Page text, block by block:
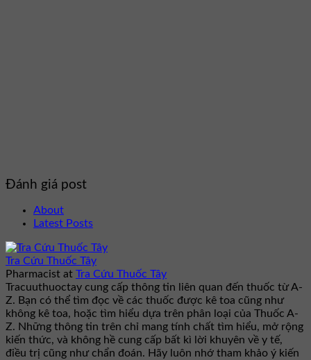
Đánh giá post
About
Latest Posts
Tra Cứu Thuốc Tây
Pharmacist at Tra Cứu Thuốc Tây
Tracuuthuoctay cung cấp thông tin liên quan đến thuốc từ A-
Z. Bạn có thể tìm đọc về các thuốc được kê toa cũng như
không kê toa, hoặc tìm hiểu dựa trên phân loại của Thuốc A-
Z. Những thông tin trên chỉ mang tính chất tìm hiểu, mở rộng
kiến thức, và không hề cung cấp bất kì lời khuyên về y tế,
điều trị cũng như chẩn đoán. Hãy luôn nhớ tham khảo ý kiến